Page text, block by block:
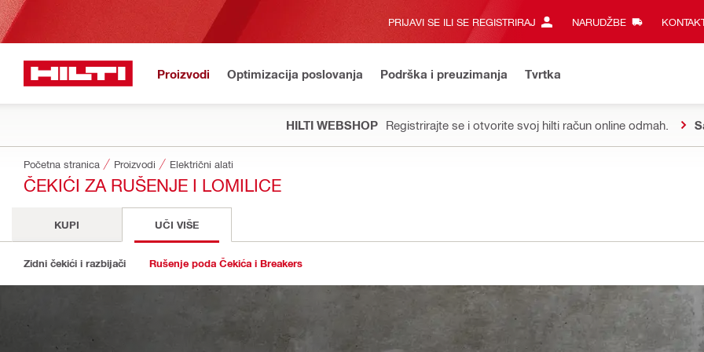
PRIJAVI SE ILI SE REGISTRIRAJ NARUDŽBE
Proizvodi Optimizacija poslovanja Podrška i preuzimanja Tvrtka
HILTI WEBSHOP Registrirajte se i otvorite svoj hilti račun online odmah.
Početna stranica Proizvodi Električni alati
ČEKIĆI ZA RUŠENJE I LOMILICE
KUPI UČI VIŠE
Zidni čekići i razbijači Rušenje poda Čekića i Breakers